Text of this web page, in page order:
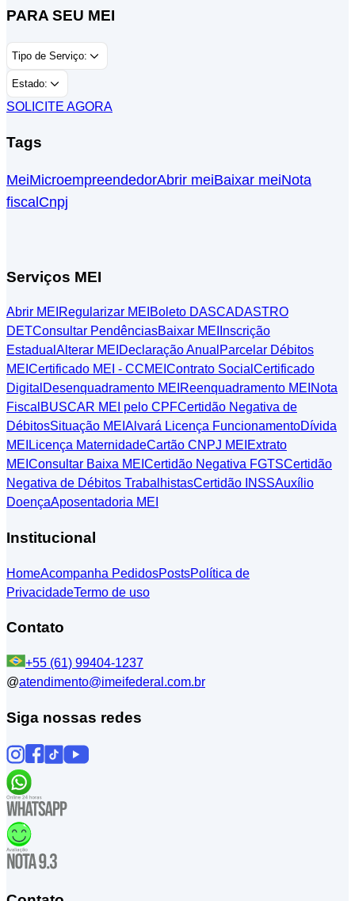
PARA SEU MEI
Tipo de Serviço:
Estado:
SOLICITE AGORA
Tags
MeiMicroempreendedorAbrir meiBaixar meiNota
fiscalCnpj
Serviços MEI
Abrir MEI Regularizar MEI Boleto DASCADASTRO
DETConsultar PendênciasBaixar MEI Inscrição
Estadual Alterar MEI Declaração Anual Parcelar Débitos
MEI Certificado MEI - CCMEI Contrato Social Certificado
Digital Desenquadramento MEI Reenquadramento MEI Nota
Fiscal BUSCAR MEI pelo CPFCertidão Negativa de
DébitosSituação MEI Alvará Licença FuncionamentoDívida
MEI Licença MaternidadeCartão CNPJ MEI Extrato
MEI Consultar Baixa MEI Certidão Negativa FGTSCertidão
Negativa de Débitos TrabalhistasCertidão INSSAuxílio
DoençaAposentadoria MEI
Institucional
HomeAcompanha PedidosPostsPolítica de
PrivacidadeTermo de uso
Contato
+55 (61) 99404-1237
@atendimento@imeifederal.com.br
Siga nossas redes